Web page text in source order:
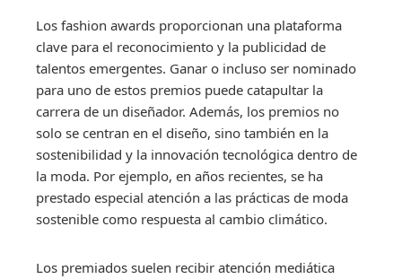
Los fashion awards proporcionan una plataforma
clave para el reconocimiento y la publicidad de
talentos emergentes. Ganar o incluso ser nominado
para uno de estos premios puede catapultar la
carrera de un diseñador. Además, los premios no
solo se centran en el diseño, sino también en la
sostenibilidad y la innovación tecnológica dentro de
la moda. Por ejemplo, en años recientes, se ha
prestado especial atención a las prácticas de moda
sostenible como respuesta al cambio climático.
Los premiados suelen recibir atención mediática